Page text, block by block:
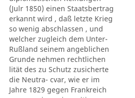
(Julr 1850) einen Staatsbertrag
erkannt wird , daß letzte Krieg
so wenig abschlassen , und
welcher zugleich dem Unter-
Rußland seinem angeblichen
Grunde nehmen rechtlichen
lität des zu Schutz zusicherte
die Neutra- cvar, wie er im
Jahre 1829 gegen Frankreich